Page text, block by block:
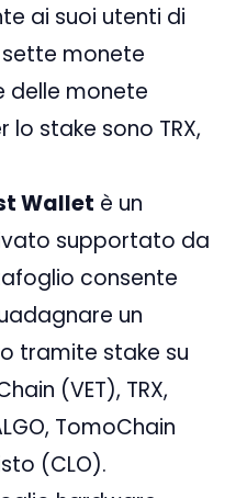
ai suoi utenti di
monete
delle monete
stake sono TRX,
Wallet è un
supportato da
consente
un
tramite stake su
(VET), TRX,
TomoChain
(CLO).